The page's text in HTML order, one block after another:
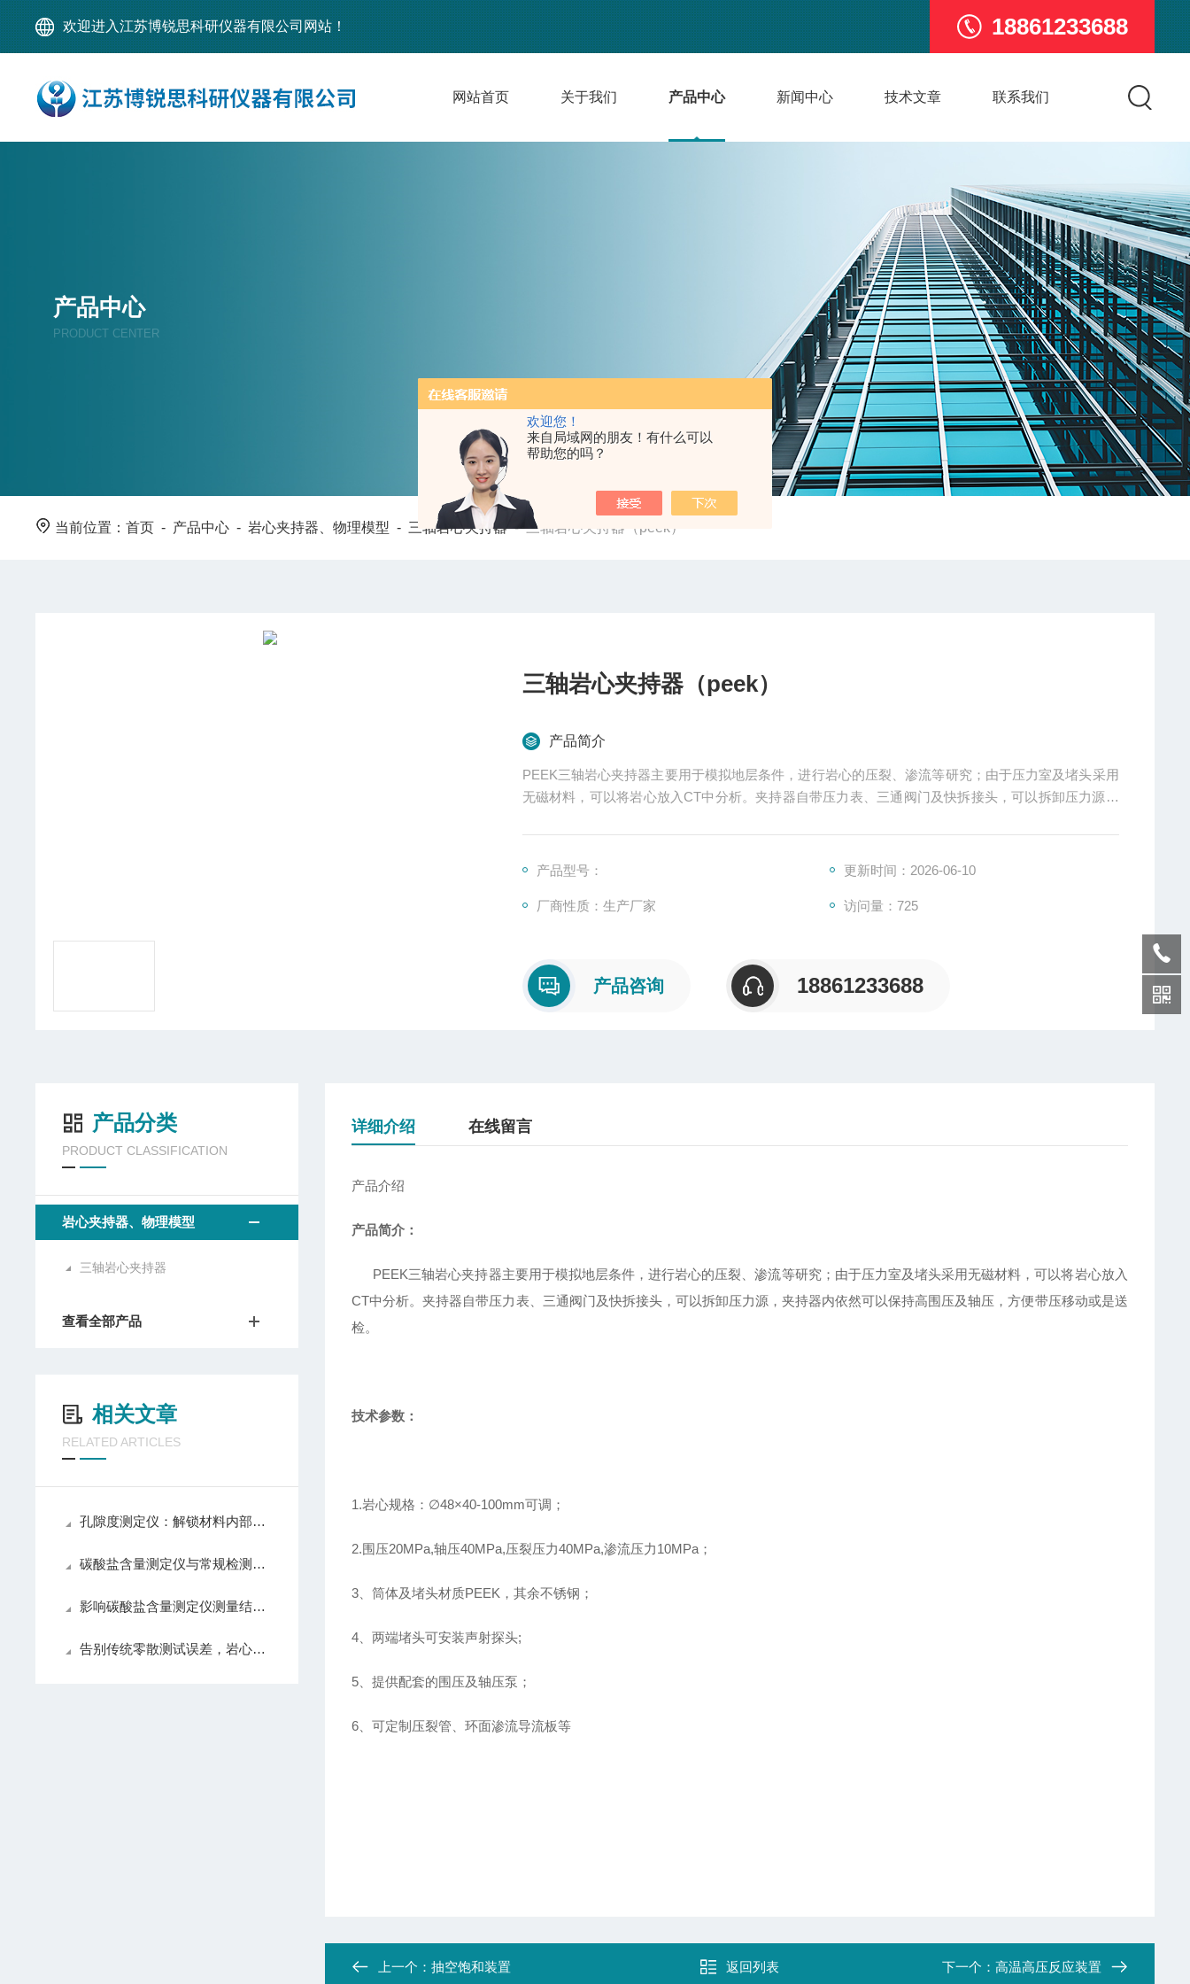
欢迎您！
来自局域网的朋友！有什么可以
帮助您的吗？
欢迎进入江苏博锐思科研仪器有限公司网站！ 18861233688
网站首页 关于我们 产品中心 新闻中心 技术文章 联系我们
产品中心
PRODUCT CENTER
当前位置：首页 - 产品中心 -岩心夹持器、物理模型 - 三轴岩心夹持器-三轴岩心夹持器（peek）
三轴岩心夹持器（peek）
产品简介
PEEK三轴岩心夹持器主要用于模拟地层条件，进行岩心的压裂、渗流等研究；由于压力室及堵头采用
无磁材料，可以将岩心放入CT中分析。夹持器自带压力表、三通阀门及快拆接头，可以拆卸压力源，
产品型号： 更新时间：2026-06-10
厂商性质：生产厂家 访问量：725
产品咨询 18861233688
产品分类
PRODUCT CLASSIFICATION
岩心夹持器、物理模型
三轴岩心夹持器
查看全部产品
相关文章
RELATED ARTICLES
孔隙度测定仪：解锁材料内部孔隙结构的密钥
碳酸盐含量测定仪与常规检测设备区别，检测效率精准度操作对比分析
影响碳酸盐含量测定仪测量结果的因素：温度、样品与操作技巧详解
告别传统零散测试误差，岩心流动实验仪实现岩心驱替全流程自动化精准控制
详细介绍 在线留言
产品介绍
产品简介：
PEEK三轴岩心夹持器主要用于模拟地层条件，进行岩心的压裂、渗流等研究；由于压力室及堵头采用无磁材料，可以将岩心放入
CT中分析。夹持器自带压力表、三通阀门及快拆接头，可以拆卸压力源，夹持器内依然可以保持高围压及轴压，方便带压移动或是送
检。
技术参数：
1.岩心规格： ∅48×40-100mm可调；
2.围压20MPa,轴压40MPa,压裂压力40MPa,渗流压力10MPa ；
3 、筒体及堵头材质PEEK ，其余不锈钢；
4 、两端堵头可安装声射探头;
5 、提供配套的围压及轴压泵；
6 、可定制压裂管、环面渗流导流板等
上一个：抽空饱和装置 返回列表 下一个： 高温高压反应装置